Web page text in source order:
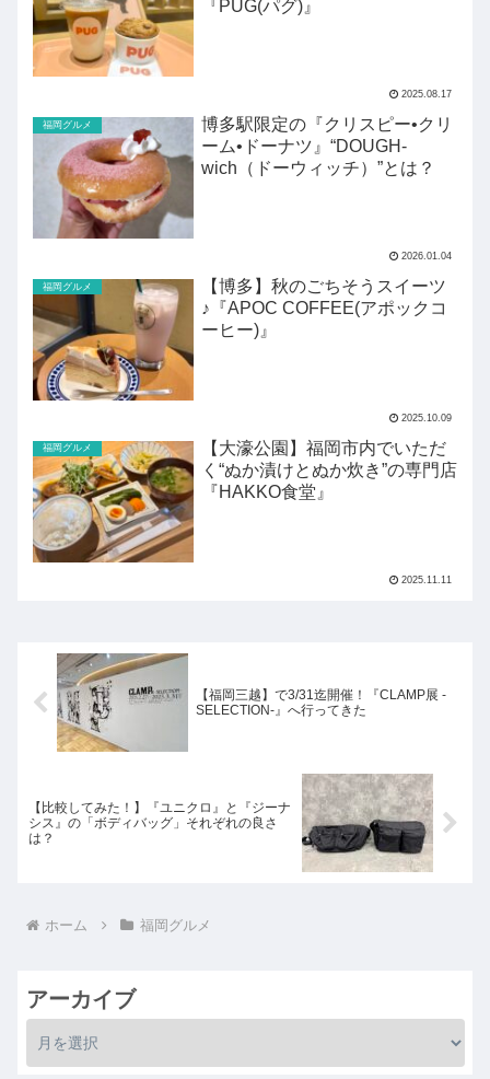
『PUG(パグ)』
2025.08.17
福岡グルメ
博多駅限定の『クリスピー•クリ
ーム•ドーナツ』“DOUGH-
wich（ドーウィッチ）”とは？
2026.01.04
福岡グルメ
【博多】秋のごちそうスイーツ
♪『APOC COFFEE(アポックコ
ーヒー)』
2025.10.09
福岡グルメ
【大濠公園】福岡市内でいただ
く“ぬか漬けとぬか炊き”の専門店
『HAKKO食堂』
2025.11.11
【福岡三越】で3/31迄開催！『CLAMP展 -
SELECTION-』へ行ってきた
【比較してみた！】『ユニクロ』と『ジーナ
シス』の「ボディバッグ」それぞれの良さ
は？
ホーム 福岡グルメ
アーカイブ